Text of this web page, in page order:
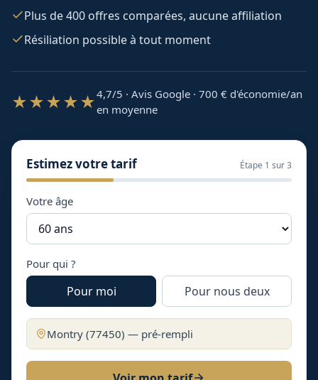
Plus de 400 offres comparées, aucune affiliation
Résiliation possible à tout moment
★★★★★4,7/5 · Avis Google · 700 € d'économie/an
en moyenne
Estimez votre tarif Étape 1 sur 3
Votre âge
Pour qui ?
Pour moi Pour nous deux
Montry (77450) — pré-rempli